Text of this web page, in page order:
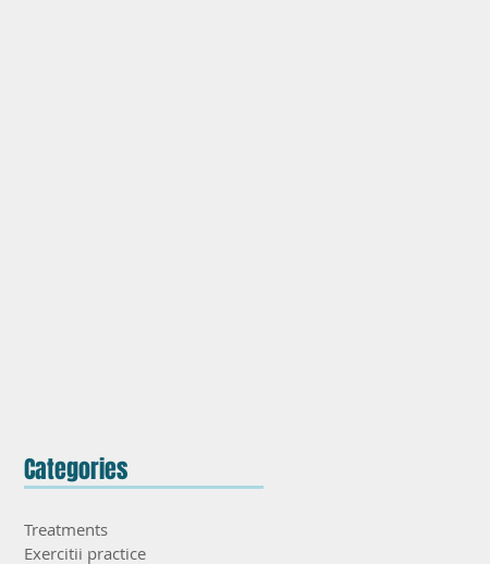
Categories
Treatments
Exercitii practice